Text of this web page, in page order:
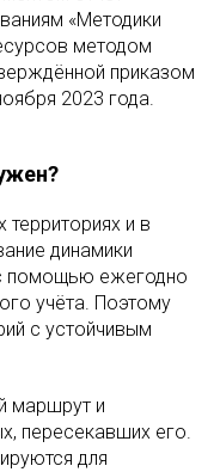
«Методики
методом
приказом
2023 года.
и в
динамики
помощью ежегодно
учёта. Поэтому
с устойчивым
маршрут и
пересекавших его.
для